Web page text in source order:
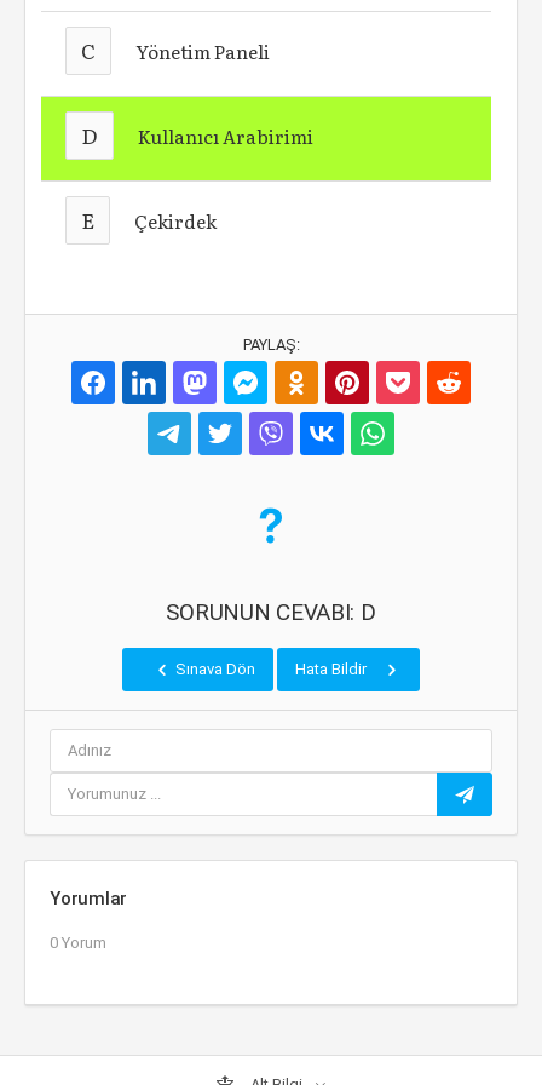
C Yönetim Paneli
D Kullanıcı Arabirimi
E Çekirdek
PAYLAŞ:
SORUNUN CEVABI: D
Sınava Dön Hata Bildir
Yorumlar
0 Yorum